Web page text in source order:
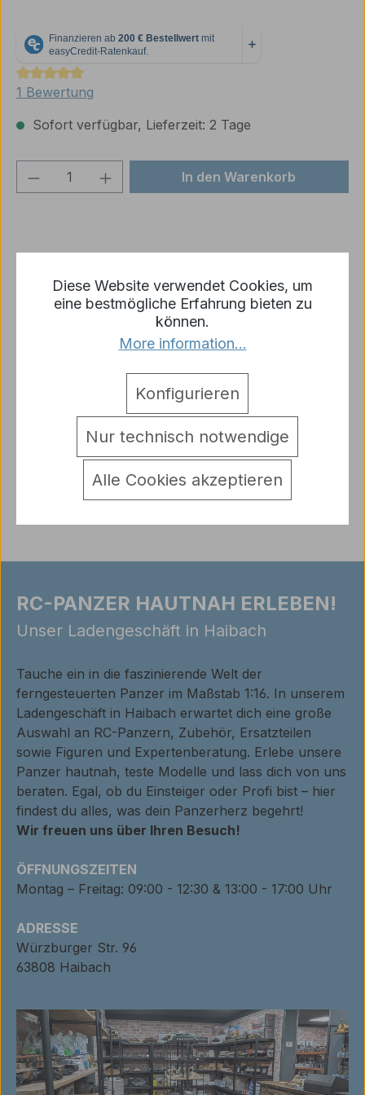
Durchschnittliche Bewertung von 5 von 5 Sternen
1 Bewertung
Sofort verfügbar, Lieferzeit: 2 Tage
Produkt Anzahl: Gib denIn den Warenkorb
Zum Merkzettel hinzufügen
Produktnummer:MT066-R4
Lieferumfang: 2 Stück Kanister aus Metall
Warnhinweise
Bewertungen
RC-PANZER HAUTNAH ERLEBEN!
Unser Ladengeschäft in Haibach
Tauche ein in die faszinierende Welt der
ferngesteuerten Panzer im Maßstab 1:16. In unserem
Ladengeschäft in Haibach erwartet dich eine große
Auswahl an RC-Panzern, Zubehör, Ersatzteilen
sowie Figuren und Expertenberatung. Erlebe unsere
Panzer hautnah, teste Modelle und lass dich von uns
beraten. Egal, ob du Einsteiger oder Profi bist – hier
findest du alles, was dein Panzerherz begehrt!
Wir freuen uns über Ihren Besuch!
ÖFFNUNGSZEITEN
Montag – Freitag: 09:00 - 12:30 & 13:00 - 17:00 Uhr
ADRESSE
Würzburger Str. 96
63808 Haibach
Diese Website verwendet Cookies, um
eine bestmögliche Erfahrung bieten zu
können.
More information...
Nur technisch notwendige
Konfigurieren
Alle Cookies akzeptieren